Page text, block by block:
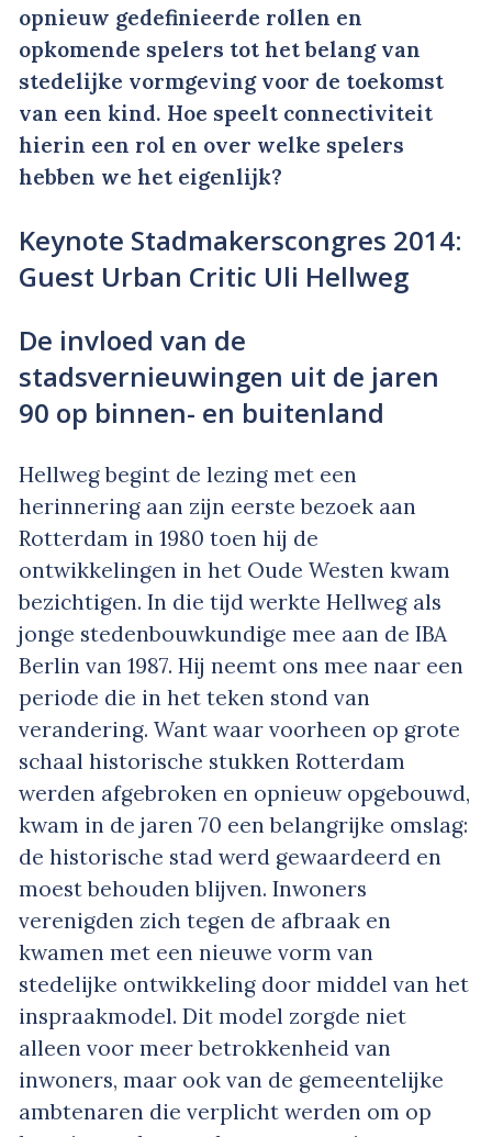
opnieuw gedefinieerde rollen en
opkomende spelers tot het belang van
stedelijke vormgeving voor de toekomst
van een kind. Hoe speelt connectiviteit
hierin een rol en over welke spelers
hebben we het eigenlijk?
Keynote Stadmakerscongres 2014:
Guest Urban Critic Uli Hellweg
De invloed van de
stadsvernieuwingen uit de jaren
90 op binnen- en buitenland
Hellweg begint de lezing met een
herinnering aan zijn eerste bezoek aan
Rotterdam in 1980 toen hij de
ontwikkelingen in het Oude Westen kwam
bezichtigen. In die tijd werkte Hellweg als
jonge stedenbouwkundige mee aan de IBA
Berlin van 1987. Hij neemt ons mee naar een
periode die in het teken stond van
verandering. Want waar voorheen op grote
schaal historische stukken Rotterdam
werden afgebroken en opnieuw opgebouwd,
kwam in de jaren 70 een belangrijke omslag:
de historische stad werd gewaardeerd en
moest behouden blijven. Inwoners
verenigden zich tegen de afbraak en
kwamen met een nieuwe vorm van
stedelijke ontwikkeling door middel van het
inspraakmodel. Dit model zorgde niet
alleen voor meer betrokkenheid van
inwoners, maar ook van de gemeentelijke
ambtenaren die verplicht werden om op